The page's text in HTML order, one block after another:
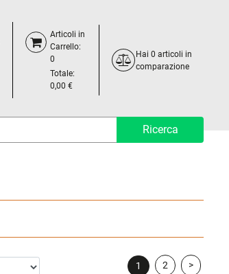
Articoli in
Carrello:
0
Totale:
0,00 €
Hai 0 articoli in
comparazione
1 2 >